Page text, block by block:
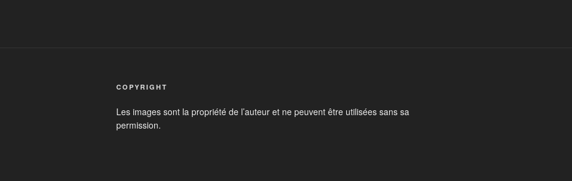
COPYRIGHT
Les images sont la propriété de l’auteur et ne peuvent être utilisées sans sa
permission.